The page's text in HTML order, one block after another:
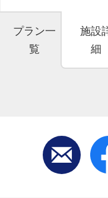
プラン一
覧
施設
細